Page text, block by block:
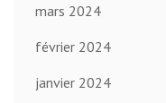
mars 2024
février 2024
janvier 2024